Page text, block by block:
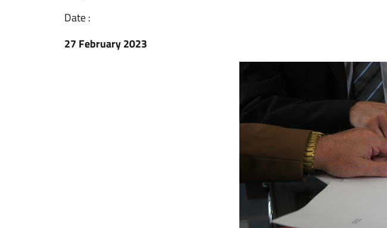
Date :
27 February 2023